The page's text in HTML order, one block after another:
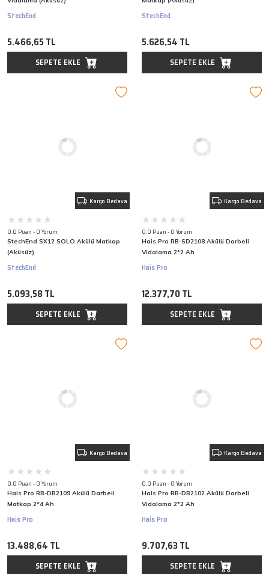
StechEnd
5.466,65 TL
SEPETE EKLE
StechEnd
5.626,54 TL
SEPETE EKLE
Kargo Bedava
0.0 Puan - 0 Yorum
StechEnd SX12 SOLO Akülü Matkap
(Aküsüz)
StechEnd
5.093,58 TL
SEPETE EKLE
Kargo Bedava
0.0 Puan - 0 Yorum
Hais Pro RB-SD2108 Akülü Darbeli
Vidalama 2*2 Ah
Hais Pro
12.377,70 TL
SEPETE EKLE
Kargo Bedava
0.0 Puan - 0 Yorum
Hais Pro RB-DB2109 Akülü Darbeli
Matkap 2*4 Ah
Hais Pro
13.488,64 TL
SEPETE EKLE
Kargo Bedava
0.0 Puan - 0 Yorum
Hais Pro RB-DB2102 Akülü Darbeli
Vidalama 2*2 Ah
Hais Pro
9.707,63 TL
SEPETE EKLE